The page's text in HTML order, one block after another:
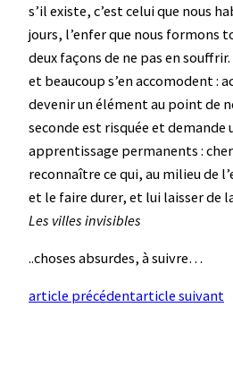
s’il existe, c’est celui que nous
jours, l’enfer que nous formons
deux façons de ne pas en
et beaucoup s’en accomodent :
devenir un élément au point de
seconde est risquée et
apprentissage permanents :
reconnaître ce qui, au milieu de
et le faire durer, et lui laisser de
Les villes invisibles
..choses absurdes, à suivre…
article précédentarticle suivant